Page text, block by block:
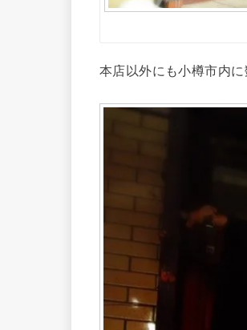
本店以外にも小樽市内